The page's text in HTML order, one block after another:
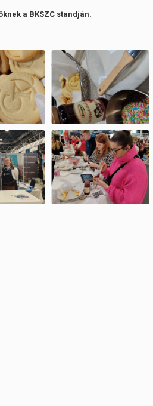
a BKSZC standján.